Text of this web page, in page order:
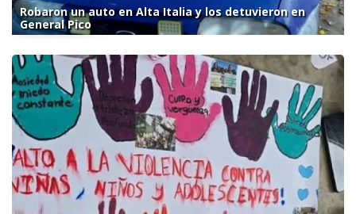
Robaron un auto en Alta Italia y los detuvieron en
General Pico